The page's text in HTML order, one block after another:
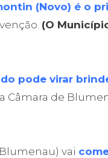
(Novo) é o
(O
pode virar
Câmara de
vai